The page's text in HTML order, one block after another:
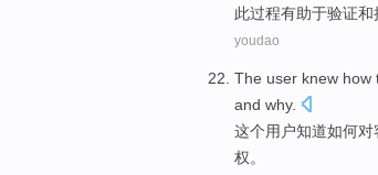
此过程有助于验证和
youdao
The user knew how
and why.
这个用户知道如何对
权。